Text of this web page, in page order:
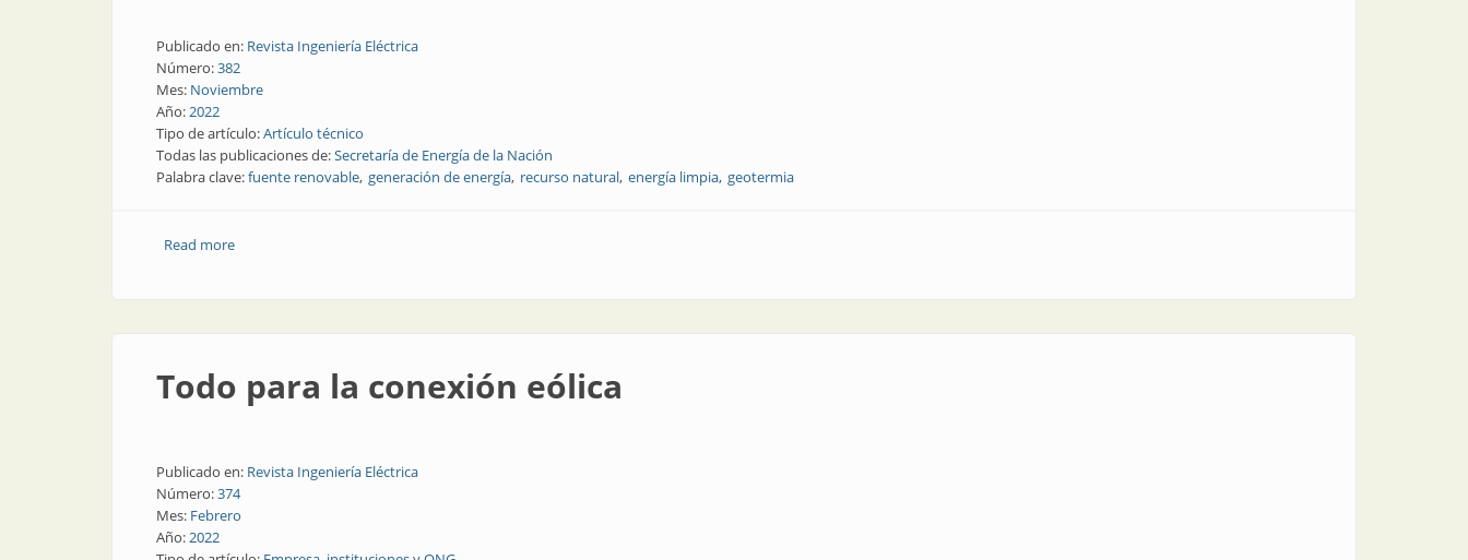
Publicado en: Revista Ingeniería Eléctrica
Número:382
Mes: Noviembre
Año:2022
Tipo de artículo:Artículo técnico
Todas las publicaciones de:Secretaría de Energía de la Nación
Palabra clave:fuente renovable generación de energía recurso natural energía limpia geotermia
Read moreabout Introducción al recurso geotérmico
Todo para la conexión eólica
Publicado en: Revista Ingeniería Eléctrica
Número:374
Mes: Febrero
Año:2022